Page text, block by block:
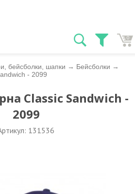
0
бейсболки, шапки → Бейсболки →
- 2099
Classic Sandwich -
2099
131536